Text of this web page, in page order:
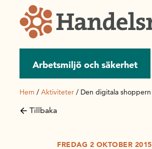
Arbetsmiljö och säkerhet
Hem / Aktiviteter / Den digitala shoppern
Tillbaka
FREDAG 2 OKTOBER 2015